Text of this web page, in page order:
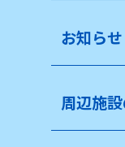
お知らせ
周辺施